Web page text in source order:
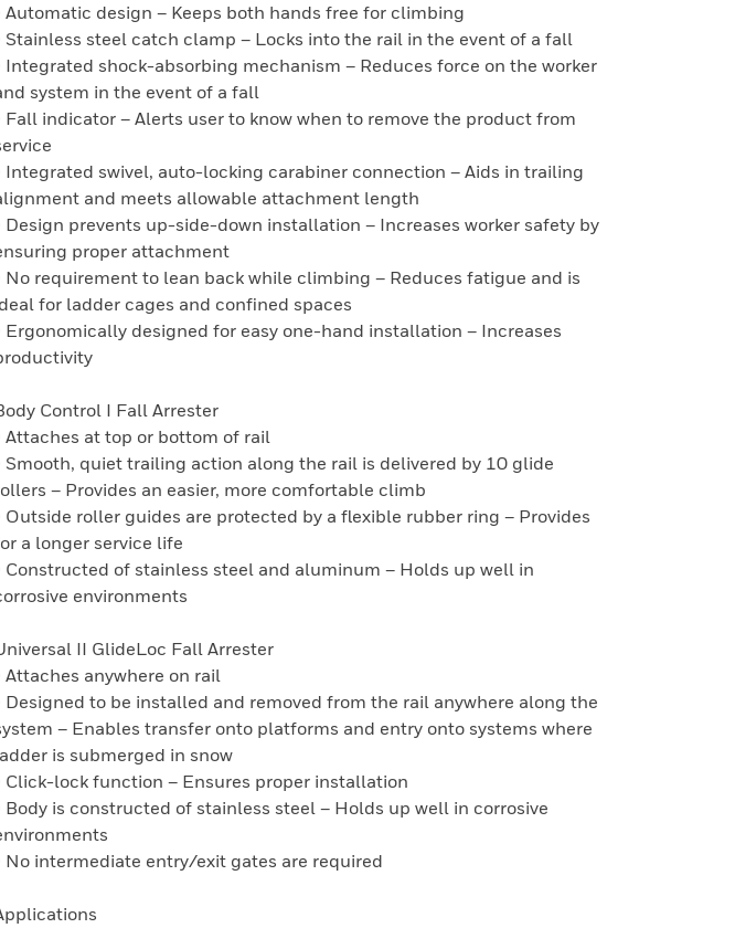
Automatic design – Keeps both hands free for climbing
Stainless steel catch clamp – Locks into the rail in the event of a fall
Integrated shock-absorbing mechanism – Reduces force on the worker
system in the event of a fall
Fall indicator – Alerts user to know when to remove the product from
Integrated swivel, auto-locking carabiner connection – Aids in trailing
and meets allowable attachment length
Design prevents up-side-down installation – Increases worker safety by
proper attachment
No requirement to lean back while climbing – Reduces fatigue and is
for ladder cages and confined spaces
Ergonomically designed for easy one-hand installation – Increases
Control I Fall Arrester
Attaches at top or bottom of rail
Smooth, quiet trailing action along the rail is delivered by 10 glide
– Provides an easier, more comfortable climb
Outside roller guides are protected by a flexible rubber ring – Provides
a longer service life
Constructed of stainless steel and aluminum – Holds up well in
environments
II GlideLoc Fall Arrester
Attaches anywhere on rail
Designed to be installed and removed from the rail anywhere along the
– Enables transfer onto platforms and entry onto systems where
is submerged in snow
Click-lock function – Ensures proper installation
Body is constructed of stainless steel – Holds up well in corrosive
No intermediate entry/exit gates are required